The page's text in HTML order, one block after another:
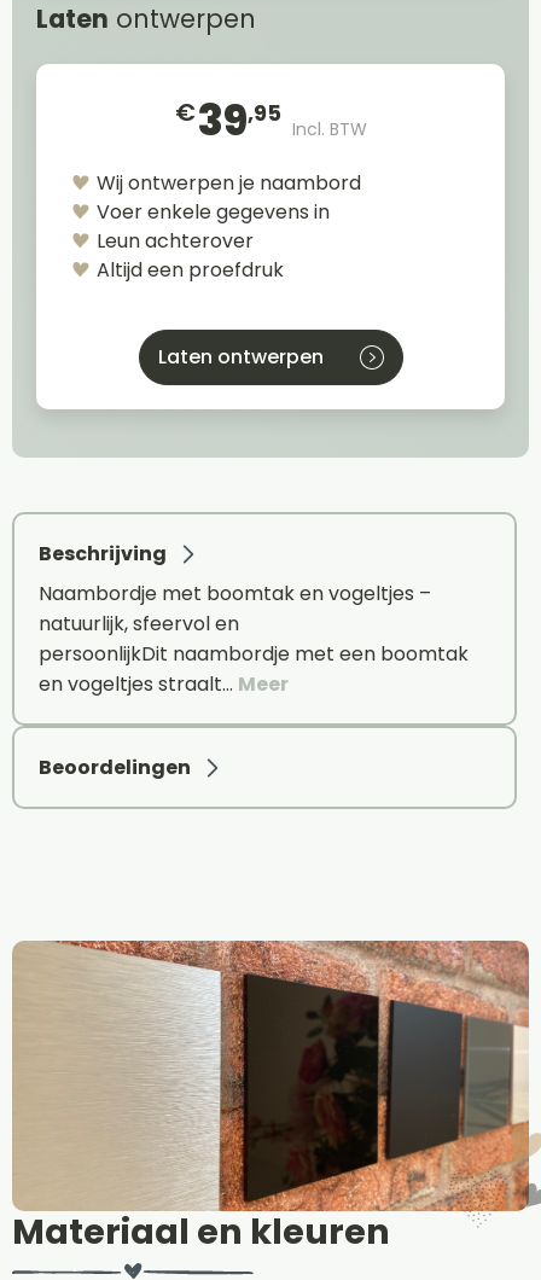
Laten ontwerpen
€39,95
Incl. BTW
Wij ontwerpen je naambord
Voer enkele gegevens in
Leun achterover
Altijd een proefdruk
Laten ontwerpen
Beschrijving
Naambordje met boomtak en vogeltjes –
natuurlijk, sfeervol en
persoonlijkDit naambordje met een boomtak
en vogeltjes straalt… Meer
Beoordelingen
Materiaal en kleuren